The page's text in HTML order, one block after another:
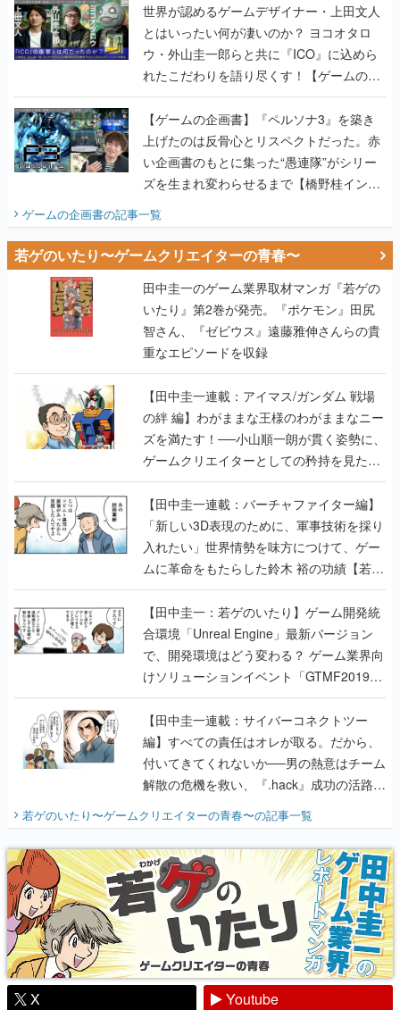
世界が認めるゲームデザイナー・上田文人
とはいったい何が凄いのか？ ヨコオタロ
ウ・外山圭一郎らと共に『ICO』に込めら
れたこだわりを語り尽くす！【ゲームの企
画書】
【ゲームの企画書】『ペルソナ3』を築き
上げたのは反骨心とリスペクトだった。赤
い企画書のもとに集った“愚連隊”がシリー
ズを生まれ変わらせるまで【橋野桂インタ
ゲームの企画書の記事一覧
若ゲのいたり〜ゲームクリエイターの青春〜
田中圭一のゲーム業界取材マンガ『若ゲの
いたり』第2巻が発売。『ポケモン』田尻
智さん、『ゼビウス』遠藤雅伸さんらの貴
重なエピソードを収録
【田中圭一連載：アイマス/ガンダム 戦場
の絆 編】わがままな王様のわがままなニー
ズを満たす！──小山順一朗が貫く姿勢に、
ゲームクリエイターとしての矜持を見た
【若ゲのいたり最終回】
【田中圭一連載：バーチャファイター編】
「新しい3D表現のために、軍事技術を採り
入れたい」世界情勢を味方につけて、ゲー
ムに革命をもたらした鈴木 裕の功績【若ゲ
のいたり】
【田中圭一：若ゲのいたり】ゲーム開発統
合環境「Unreal Engine」最新バージョン
で、開発環境はどう変わる？ ゲーム業界向
けソリューションイベント「GTMF2019」
に行って、より理解を深めよう【PR】
【田中圭一連載：サイバーコネクトツー
編】すべての責任はオレが取る。だから、
付いてきてくれないか──男の熱意はチーム
解散の危機を救い、『.hack』成功の活路を
『少年ジャンプ』色だった【若ゲのいた
り】
若ゲのいたり〜ゲームクリエイターの青春〜の記事一覧
X
Youtube